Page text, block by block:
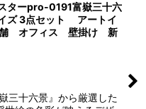
ターpro-0191富嶽三十六
ズ 3点セット アートイ
オフィス 壁掛け 新
三十六景』から厳選した